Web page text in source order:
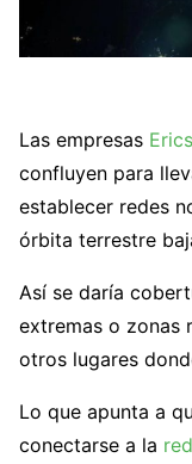
Las empresas
confluyen para
establecer redes
órbita terrestre
Así se daría
extremas o zonas
otros lugares
Lo que apunta a
conectarse a la